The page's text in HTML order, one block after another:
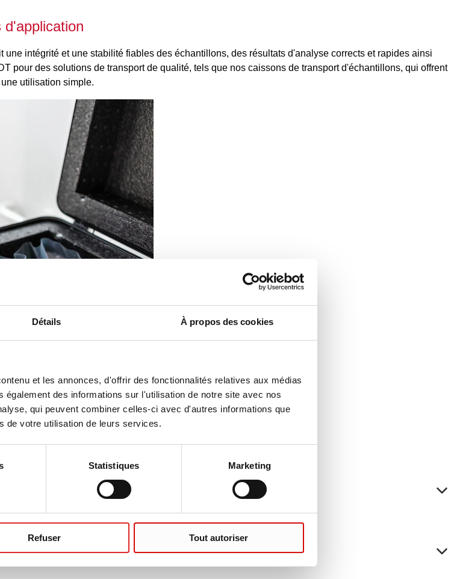
Détails À propos des cookies
et les annonces, d'offrir des fonctionnalités relatives aux médias
des informations sur l'utilisation de notre site avec nos
qui peuvent combiner celles-ci avec d'autres informations que
de votre utilisation de leurs services.
Statistiques Marketing
Refuser Tout autoriser
intégrité et une stabilité fiables des échantillons, des résultats d'analyse corrects et rapides ainsi
pour des solutions de transport de qualité, tels que nos caissons de transport d'échantillons, qui offrent
utilisation simple.
des échantillons ?
conviennent-ils ?